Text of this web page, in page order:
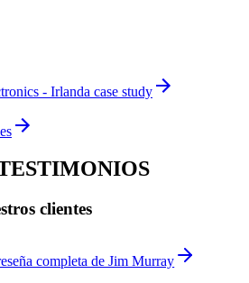
- Irlanda case study
clientes
completa de Jim Murray